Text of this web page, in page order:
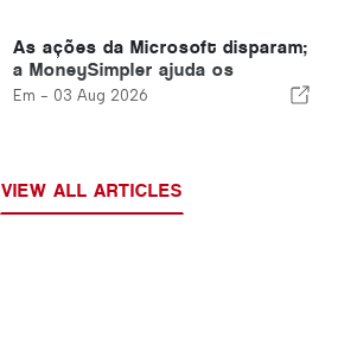
As ações da Microsoft disparam;
a MoneySimpler ajuda os
investidores a gerar
Em - 03 Aug 2026
VIEW ALL ARTICLES